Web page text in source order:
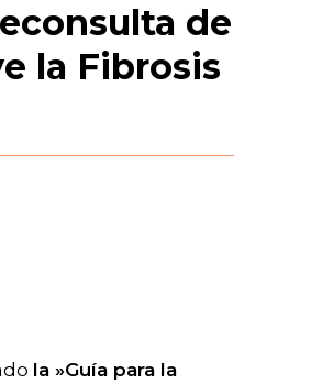
de
la Fibrosis
la »Guía para la